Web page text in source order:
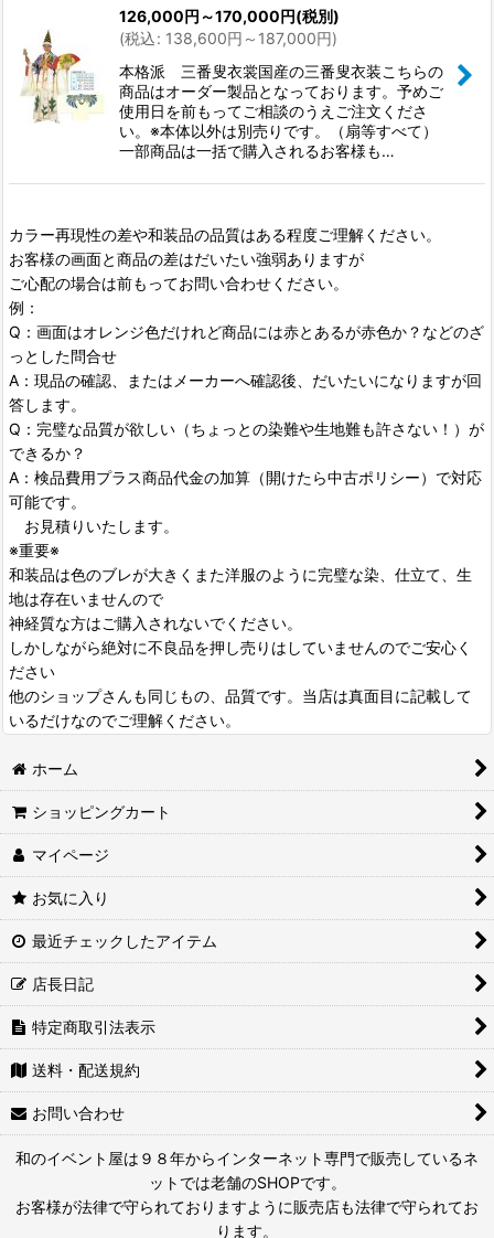
126,000円 ～170,000円(税別)
(税込: 138,600円 ～187,000円)
本格派 三番叟衣裳国産の三番叟衣装こちらの
商品はオーダー製品となっております。予めご
使用日を前もってご相談のうえご注文くださ
い。※本体以外は別売りです。（扇等すべて）
一部商品は一括で購入されるお客様も…
カラー再現性の差や和装品の品質はある程度ご理解ください。
お客様の画面と商品の差はだいたい強弱ありますが
ご心配の場合は前もってお問い合わせください。
例：
Q：画面はオレンジ色だけれど商品には赤とあるが赤色か？などのざ
っとした問合せ
A：現品の確認、またはメーカーへ確認後、だいたいになりますが回
答します。
Q：完璧な品質が欲しい（ちょっとの染難や生地難も許さない！）が
できるか？
A：検品費用プラス商品代金の加算（開けたら中古ポリシー）で対応
可能です。
お見積りいたします。
※重要※
和装品は色のブレが大きくまた洋服のように完璧な染、仕立て、生
地は存在いませんので
神経質な方はご購入されないでください。
しかしながら絶対に不良品を押し売りはしていませんのでご安心く
ださい
他のショップさんも同じもの、品質です。当店は真面目に記載して
いるだけなのでご理解ください。
ホーム
ショッピングカート
マイページ
お気に入り
最近チェックしたアイテム
店長日記
特定商取引法表示
送料・配送規約
お問い合わせ
和のイベント屋は９８年からインターネット専門で販売しているネ
ットでは老舗のSHOPです。
お客様が法律で守られておりますように販売店も法律で守られてお
ります。